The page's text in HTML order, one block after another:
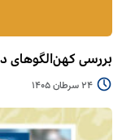
بررسی کهن‌الگوهای
24 سرطان 1405